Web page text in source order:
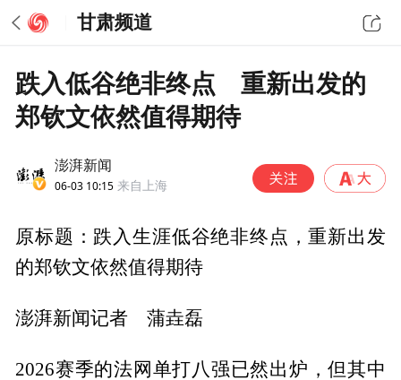
甘肃频道
跌入低谷绝非终点 重新出发的
郑钦文依然值得期待
澎湃新闻
06-03 10:15 来自上海
原标题：跌入生涯低谷绝非终点，重新出发
的郑钦文依然值得期待
澎湃新闻记者 蒲垚磊
2026赛季的法网单打八强已然出炉，但其中